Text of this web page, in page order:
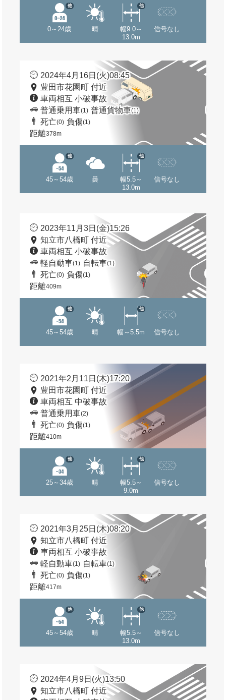
0～24歳
他
晴
幅9.0～
13.0m
他
信号なし
2024年4月16日(火)08:45
豊田市花園町 付近
車両相互 小破事故
普通乗用車(1) 普通貨物車(1)
死亡(0) 負傷(1)
距離378m
45～54歳
他
曇
幅5.5～
13.0m
他
信号なし
2023年11月3日(金)15:26
知立市八橋町 付近
車両相互 小破事故
軽自動車(1) 自転車(1)
死亡(0) 負傷(1)
距離409m
45～54歳
他
晴 幅～5.5m
他
信号なし
2021年2月11日(木)17:20
豊田市花園町 付近
車両相互 中破事故
普通乗用車(2)
死亡(0) 負傷(1)
距離410m
25～34歳
他
晴
幅5.5～
9.0m
他
信号なし
2021年3月25日(木)08:20
知立市八橋町 付近
車両相互 小破事故
軽自動車(1) 自転車(1)
死亡(0) 負傷(1)
距離417m
45～54歳
他
晴
幅5.5～
13.0m
他
信号なし
2024年4月9日(火)13:50
知立市八橋町 付近